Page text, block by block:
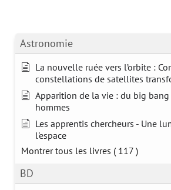
Astronomie
La nouvelle ruée vers l’orbite :
constellations de satellites
Apparition de la vie : du big bang
hommes
Les apprentis chercheurs - Une
l'espace
Montrer tous les livres ( 117 )
BD